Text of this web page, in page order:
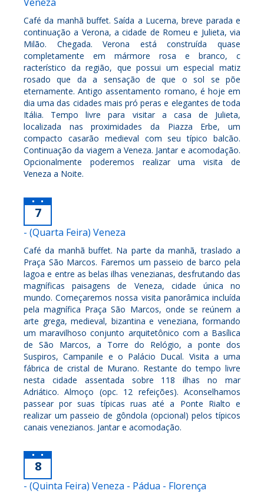
Café da manhã buffet. Saída a Lucerna, breve parada e
continuação a Verona, a cidade de Romeu e Julieta, via
Milão. Chegada. Verona está construída quase
completamente em mármore rosa e branco, c
racterístico da região, que possui um especial matiz
rosado que da a sensação de que o sol se põe
eternamente. Antigo assentamento romano, é hoje em
dia uma das cidades mais pró peras e elegantes de toda
Itália. Tempo livre para visitar a casa de Julieta,
localizada nas proximidades da Piazza Erbe, um
compacto casarão medieval com seu típico balcão.
Continuação da viagem a Veneza. Jantar e acomodação.
Opcionalmente poderemos realizar uma visita de
Veneza a Noite.
7
- (Quarta Feira) Veneza
Café da manhã buffet. Na parte da manhã, traslado a
Praça São Marcos. Faremos um passeio de barco pela
lagoa e entre as belas ilhas venezianas, desfrutando das
magníficas paisagens de Veneza, cidade única no
mundo. Começaremos nossa visita panorâmica incluída
pela magnífica Praça São Marcos, onde se reúnem a
arte grega, medieval, bizantina e veneziana, formando
um maravilhoso conjunto arquitetônico com a Basílica
de São Marcos, a Torre do Relógio, a ponte dos
Suspiros, Campanile e o Palácio Ducal. Visita a uma
fábrica de cristal de Murano. Restante do tempo livre
nesta cidade assentada sobre 118 ilhas no mar
Adriático. Almoço (opc. 12 refeições). Aconselhamos
passear por suas típicas ruas até a Ponte Rialto e
realizar um passeio de gôndola (opcional) pelos típicos
canais venezianos. Jantar e acomodação.
8
- (Quinta Feira) Veneza - Pádua - Florença